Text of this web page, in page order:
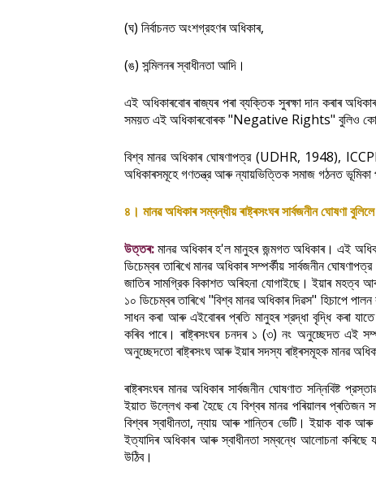
(ঘ) নির্বাচনত অংশগ্রহণৰ অধিকাৰ,
(ঙ) সন্মিলনৰ স্বাধীনতা আদি ।
এই অধিকাৰবোৰ ৰাজ্যৰ পৰা ব্যক্তিক সুৰক্ষা দান কৰাৰ
সময়ত এই অধিকাৰবোৰক "Negative Rights" বুলিও
বিশ্ব মানৱ অধিকাৰ ঘোষণাপত্র(UDHR, 1948),
অধিকাৰসমূহে গণতন্ত্র আৰু ন্যায়ভিত্তিক সমাজ গঠনত ভূমিকা
৪ । মানৱ অধিকাৰ সম্বন্ধীয় ৰাষ্ট্ৰসংঘৰ সাৰ্বজনীন ঘোষণা বুলিলে
উত্তৰ: মানৱ অধিকাৰ হ'ল মানুহৰ জন্মগত অধিকাৰ। এই
ডিচেম্বৰ তাৰিখে মানৱ অধিকাৰ সম্পৰ্কীয় সার্বজনীন ঘোষণাপত্র
জাতিৰ সামগ্রিক বিকাশত অৰিহনা যোগাইছে। ইয়াৰ মহত্ব
১০ ডিচেম্বৰ তাৰিখে"বিশ্ব মানৱ অধিকাৰ দিৱস" হিচাপে পালন
সাধন কৰা আৰু এইবোৰৰ প্ৰতি মানুহৰ শ্রদ্ধা বৃদ্ধি কৰা যাতে
কৰিব পাৰে। ৰাষ্ট্ৰসংঘৰ চনদৰ ১ (৩)নং অনুচ্ছেদত এই
অনুচ্ছেদতো ৰাষ্ট্ৰসংঘ আৰু ইয়াৰ সদস্য ৰাষ্ট্ৰসমূহক মানৱ
ৰাষ্ট্ৰসংঘৰ মানৱ অধিকাৰ সাৰ্বজনীন ঘোষণাত সন্নিবিষ্ট
ইয়াত উল্লেখ কৰা হৈছে যে বিশ্বৰ মানৱ পৰিয়ালৰ প্ৰতিজন
বিশ্বৰ স্বাধীনতা,ন্যায় আৰু শান্তিৰ ভেটি। ইয়াক বাক আৰু
ইত্যাদিৰ অধিকাৰ আৰু স্বাধীনতা সম্বন্ধে আলোচনা কৰিছে
উঠিব।